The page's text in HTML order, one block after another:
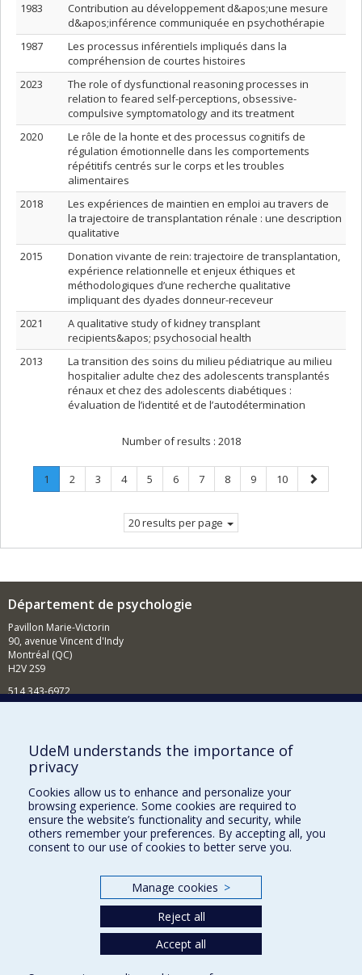
1983
Contribution au développement d&apos;une mesure
d&apos;inférence communiquée en psychothérapie
1987
Les processus inférentiels impliqués dans la
compréhension de courtes histoires
2023
The role of dysfunctional reasoning processes in
relation to feared self-perceptions, obsessive-
compulsive symptomatology and its treatment
2020
Le rôle de la honte et des processus cognitifs de
régulation émotionnelle dans les comportements
répétitifs centrés sur le corps et les troubles
alimentaires
2018
Les expériences de maintien en emploi au travers de
la trajectoire de transplantation rénale : une description
qualitative
2015
Donation vivante de rein: trajectoire de transplantation,
expérience relationnelle et enjeux éthiques et
méthodologiques d’une recherche qualitative
impliquant des dyades donneur-receveur
2021
A qualitative study of kidney transplant
recipients&apos; psychosocial health
2013
La transition des soins du milieu pédiatrique au milieu
hospitalier adulte chez des adolescents transplantés
rénaux et chez des adolescents diabétiques :
évaluation de l’identité et de l’autodétermination
Number of results : 2018
Page
1
Current
Page
2 Page
3 Page
4 Page
5 Page
6 Page
7 Page
8 Page
9 Page
10
Next
page
20 results per page
Département de psychologie
Pavillon Marie-Victorin
90, avenue Vincent d'Indy
Montréal (QC)
H2V 2S9
514 343-6972
Comment soutenir le Département?
BESOIN D'AIDE?
Plan du site
Signaler une erreur
Accessibilité
Nos départements et écoles
UdeM understands the importance of
privacy
Cookies allow us to enhance and personalize your
browsing experience. Some cookies are required to
ensure the website’s functionality and security, while
others remember your preferences. By accepting all, you
consent to our use of cookies to better serve you.
Manage cookies >
Reject all
Accept all